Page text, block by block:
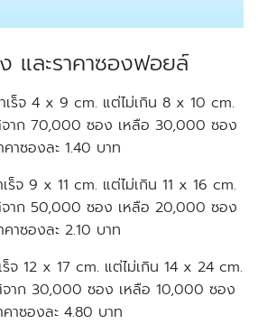
และราคาซองฟอยล์
ร็จ 4 x 9 cm. แต่ไม่เกิน 8 x 10 cm.
าก 70,000 ซอง เหลือ 30,000 ซอง
คาซองละ 1.40 บาท
จ 9 x 11 cm. แต่ไม่เกิน 11 x 16 cm.
าก 50,000 ซอง เหลือ 20,000 ซอง
คาซองละ 2.10 บาท
12 x 17 cm. แต่ไม่เกิน 14 x 24 cm.
าก 30,000 ซอง เหลือ 10,000 ซอง
คาซองละ 4.80 บาท